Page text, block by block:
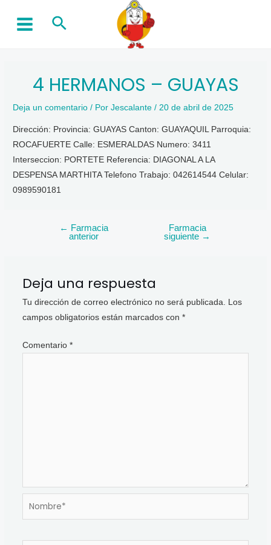
MAIN
Buscar
4 HERMANOS – GUAYAS
Deja un comentario / PorJescalante/ 20 de abril de 2025
Dirección: Provincia: GUAYAS Canton: GUAYAQUIL Parroquia:
ROCAFUERTE Calle: ESMERALDAS Numero: 3411
Interseccion: PORTETE Referencia: DIAGONAL A LA
DESPENSA MARTHITA Telefono Trabajo: 042614544 Celular:
0989590181
Navegación
← Farmacia
anterior
Farmacia
siguiente →
Deja una respuesta
Tu dirección de correo electrónico no será publicada. Los
campos obligatorios están marcados con *
Comentario *
Nombre*